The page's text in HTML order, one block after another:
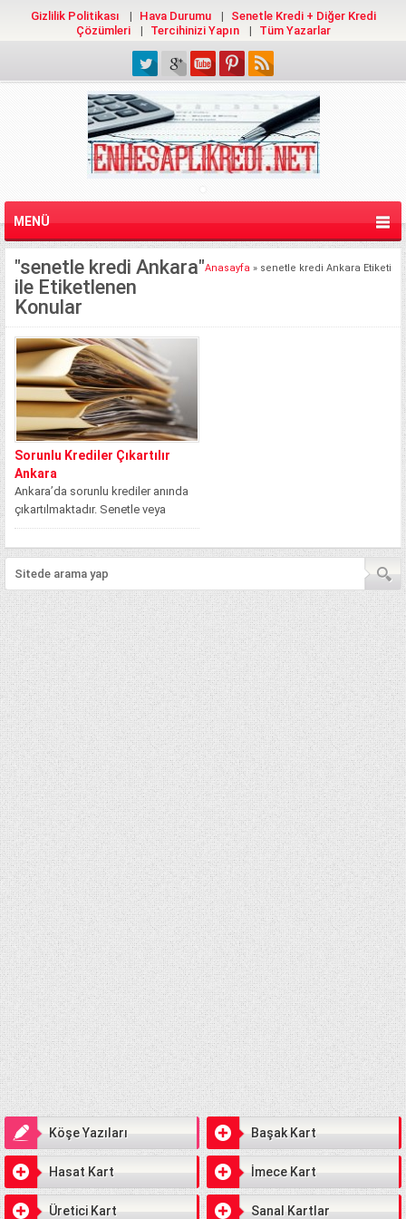
Gizlilik Politikası Hava Durumu
Senetle Kredi + Diğer Kredi
Çözümleri
Tercihinizi Yapın Tüm Yazarlar
MENÜ
Anasayfa » senetle kredi Ankara Etiketi
"senetle kredi Ankara"
ile Etiketlenen
Konular
Sorunlu Krediler Çıkartılır
Ankara
Ankara’da sorunlu krediler anında
çıkartılmaktadır. Senetle veya
komisyonla kredi imkanları ile
birlikte sizlere sağlanan kredi...
Köşe Yazıları Başak Kart
Hasat Kart İmece Kart
Üretici Kart Sanal Kartlar